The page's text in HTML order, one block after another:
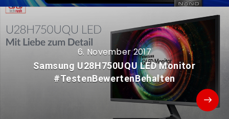
6. November 2017
Samsung U28H750UQU LED Monitor
#TestenBewertenBehalten